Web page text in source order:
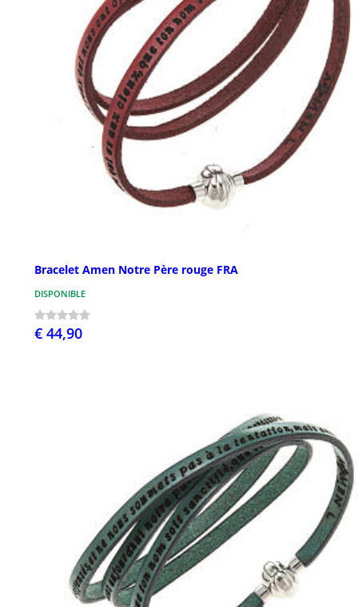
Bracelet Amen Notre Père rouge FRA
DISPONIBLE
€ 44,90